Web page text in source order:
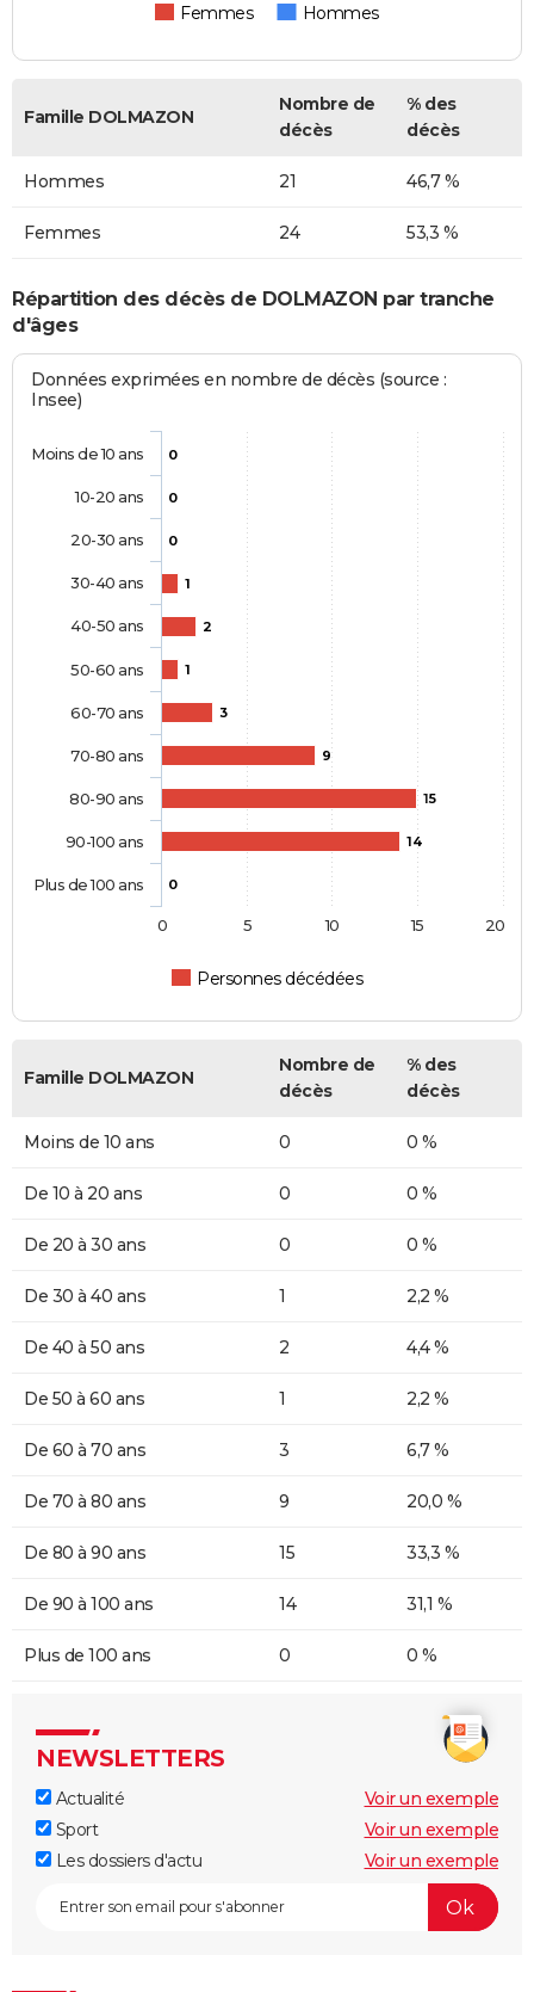
Femmes Hommes
Famille DOLMAZON
Nombre de
décès
% des
décès
Hommes 21 46,7 %
Femmes 24 53,3 %
Répartition des décès de DOLMAZON par tranche
d'âges
Données exprimées en nombre de décès (source :
Insee)
0
0
0
1
2
1
3
9
15
14
0
Personnes décédées
Moins de 10 ans
10-20 ans
20-30 ans
30-40 ans
40-50 ans
50-60 ans
60-70 ans
70-80 ans
80-90 ans
90-100 ans
Plus de 100 ans
0 5 10 15 20
Famille DOLMAZON
Nombre de
décès
% des
décès
Moins de 10 ans 0 0 %
De 10 à 20 ans 0 0 %
De 20 à 30 ans 0 0 %
De 30 à 40 ans 1 2,2 %
De 40 à 50 ans 2 4,4 %
De 50 à 60 ans 1 2,2 %
De 60 à 70 ans 3 6,7 %
De 70 à 80 ans 9 20,0 %
De 80 à 90 ans 15 33,3 %
De 90 à 100 ans 14 31,1 %
Plus de 100 ans 0 0 %
NEWSLETTERS
Actualité
Voir un exemple
Sport
Voir un exemple
Les dossiers d'actu
Voir un exemple